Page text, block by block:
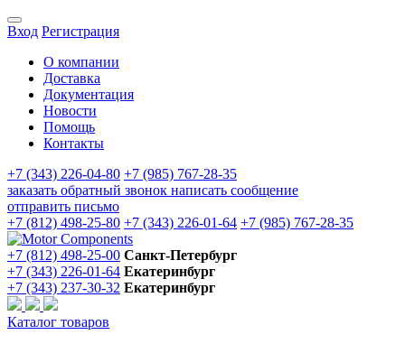
Вход Регистрация
О компании
Доставка
Документация
Новости
Помощь
Контакты
+7 (343) 226-04-80 +7 (985) 767-28-35
заказать обратный звонок написать сообщение
отправить письмо
+7 (812) 498-25-80 +7 (343) 226-01-64 +7 (985) 767-28-35
+7 (812) 498-25-00 Санкт-Петербург
+7 (343) 226-01-64 Екатеринбург
+7 (343) 237-30-32 Екатеринбург
Каталог товаров